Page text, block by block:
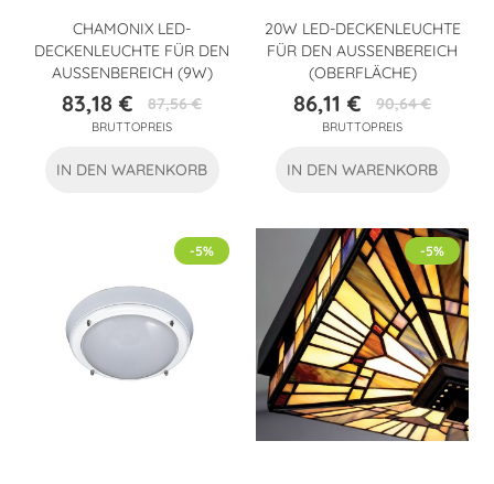
CHAMONIX LED-
DECKENLEUCHTE FÜR DEN
AUSSENBEREICH (9W)
Preis
83,18 €Verkaufspreis
87,56 €
BRUTTOPREIS
IN DEN WARENKORB
20W LED-DECKENLEUCHTE
FÜR DEN AUSSENBEREICH
(OBERFLÄCHE)
Preis
86,11 € Verkaufspreis
90,64 €
BRUTTOPREIS
IN DEN WARENKORB
-5% -5%